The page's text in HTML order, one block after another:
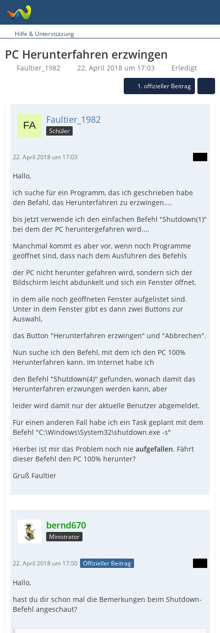
Hilfe & Unterstützung
PC Herunterfahren erzwingen
Faultier_1982 22. April 2018 um 17:03 Erledigt
1. offizieller Beitrag
Faultier_1982
Schüler
22. April 2018 um 17:03
Hallo,
ich suche für ein Programm, das ich geschrieben habe
den Befahl, das Herunterfahren zu erzwingen....
bis jetzt verwende ich den einfachen Befehl "Shutdown(1)"
bei dem der PC heruntergefahren wird....
Manchmal kommt es aber vor, wenn noch Programme
geöffnet sind, dass nach dem Ausführen des Befehls
der PC nicht herunter gefahren wird, sondern sich der
Bildschirm leicht abdunkelt und sich ein Fenster öffnet,
in dem alle noch geöffneten Fenster aufgelistet sind.
Unter in dem Fenster gibt es dann zwei Buttons zur
Auswahl,
das Button "Herunterfahren erzwingen" und "Abbrechen".
Nun suche ich den Befehl, mit dem ich den PC 100%
Herunterfahren kann. Im Internet habe ich
den Befehl "Shutdown(4)" gefunden, wonach damit das
Herunterfahren erzwungen werden kann, aber
leider wird damit nur der aktuelle Benutzer abgemeldet.
Für einen anderen Fall habe ich ein Task geplant mit dem
Befehl "C:\Windows\System32\shutdown.exe -s"
Hierbei ist mir das Problem noch nie aufgefallen. Fährt
dieser Befehl den PC 100% herunter?
Gruß Faultier
bernd670
Ministrator
22. April 2018 um 17:50 Offizieller Beitrag
Hallo,
hast du dir schon mal die Bemerkungen beim Shutdown-
Befehl angeschaut?